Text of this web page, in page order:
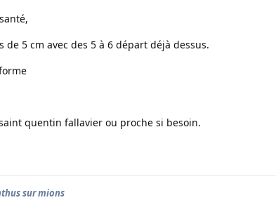
de 5 cm avec des 5 à 6 départ déjà dessus.
quentin fallavier ou proche si besoin.
sur mions